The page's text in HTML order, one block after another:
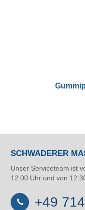
SCHWADERER
Unser Serviceteam ist
12:00 Uhr und von
+49